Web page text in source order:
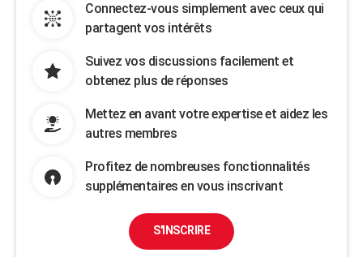
Connectez-vous simplement avec ceux qui
partagent vos intérêts
Suivez vos discussions facilement et
obtenez plus de réponses
Mettez en avant votre expertise et aidez les
autres membres
Profitez de nombreuses fonctionnalités
supplémentaires en vous inscrivant
S'INSCRIRE